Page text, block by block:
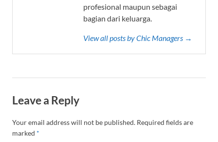
profesional maupun sebagai
bagian dari keluarga.
View all posts by Chic Managers →
Leave a Reply
Your email address will not be published. Required fields are
marked *